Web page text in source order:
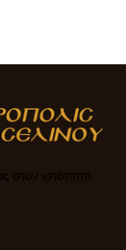
στον ιστότοπό